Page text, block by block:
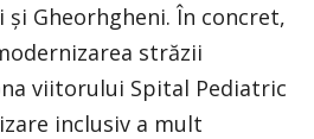
Gheorhgheni. În concret,
străzii
viitorului Spital Pediatric
inclusiv a mult